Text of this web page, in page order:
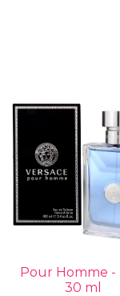
Pour Homme -
30 ml